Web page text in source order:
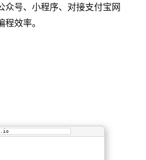
众号、 小程序、对接支付宝网
效率。
. io